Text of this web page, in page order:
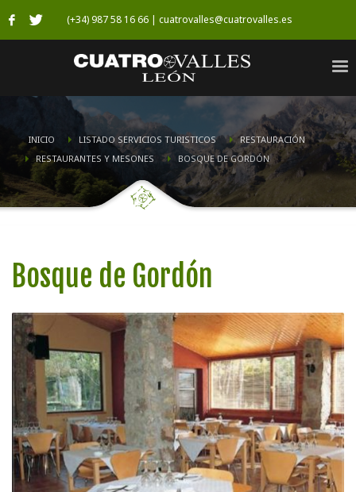
(+34) 987 58 16 66 | cuatrovalles@cuatrovalles.es
INICIO LISTADO SERVICIOS TURISTICOS
RESTAURACIÓN
RESTAURANTES Y MESONES
BOSQUE DE GORDÓN
Bosque de Gordón